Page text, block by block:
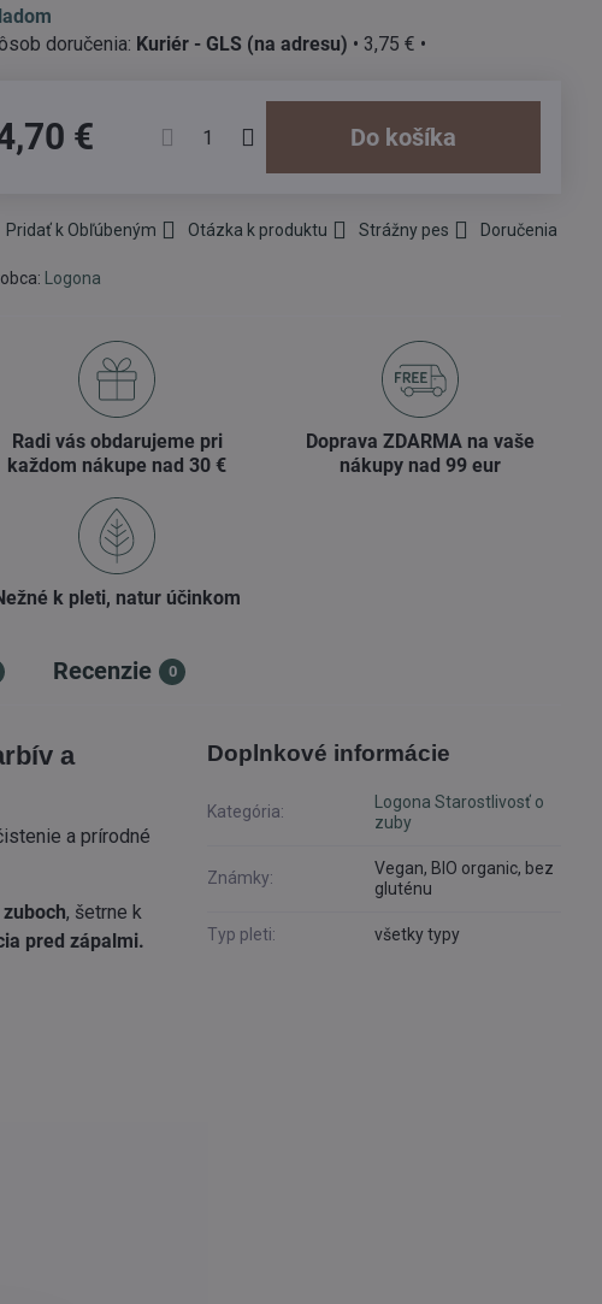
Kuriér - GLS (na adresu) •3,75 € •
€ Do košíka
Pridať k Obľúbeným Otázka k produktu Strážny pes Doručenia
Logona
Radi vás obdarujeme pri
každom nákupe nad 30 €
Doprava ZDARMA na vaše
nákupy nad 99 eur
k pleti, natur účinkom
Recenzie 0
a
a prírodné
, šetrne k
pred zápalmi.
Doplnkové informácie
Kategória:
Logona Starostlivosť o
zuby
Známky:
Vegan, BIO organic, bez
gluténu
Typ pleti: všetky typy